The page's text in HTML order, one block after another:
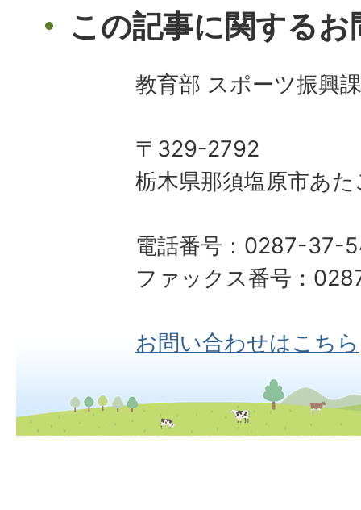
この記事に関する
教育部 スポーツ振興課
〒329-2792
栃木県那須塩原市あ
電話番号：0287-37-
ファックス番号：
お問い合わせはこちら